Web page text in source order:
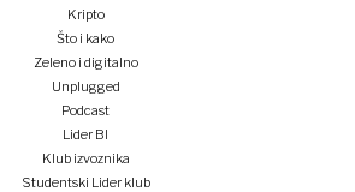
Kripto
Što i kako
Zeleno i digitalno
Unplugged
Podcast
Lider BI
Klub izvoznika
Studentski Lider klub